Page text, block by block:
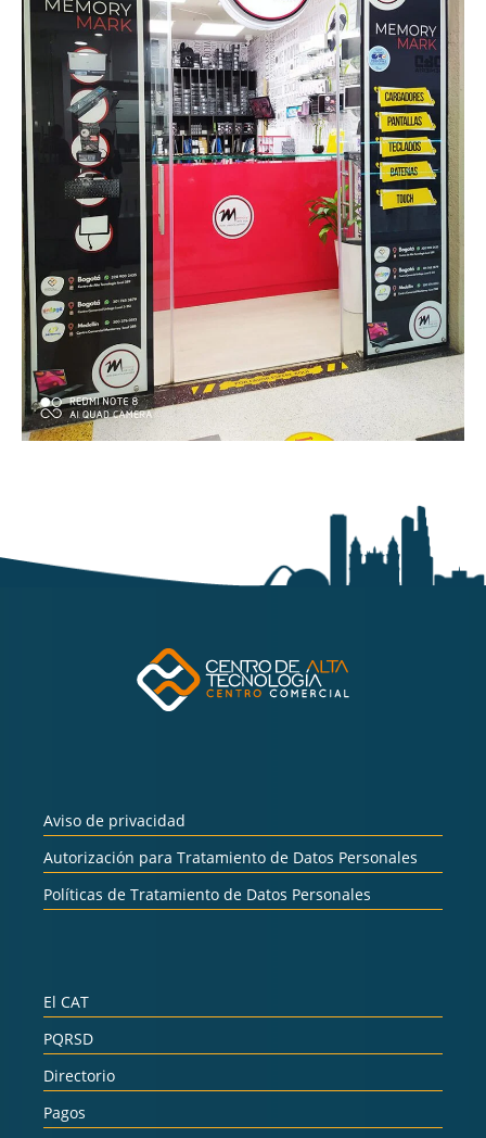
Aviso de privacidad
Autorización para Tratamiento de Datos Personales
Políticas de Tratamiento de Datos Personales
El CAT
PQRSD
Directorio
Pagos